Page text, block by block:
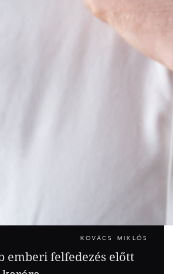
KOVÁCS MIKLÓS
emberi felfedezés előtt